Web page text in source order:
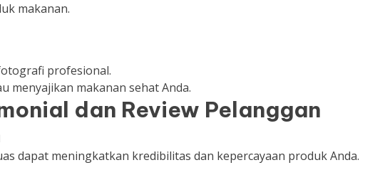
makanan.
profesional.
menyajikan makanan sehat Anda.
dan Review Pelanggan
dapat meningkatkan kredibilitas dan kepercayaan produk Anda.